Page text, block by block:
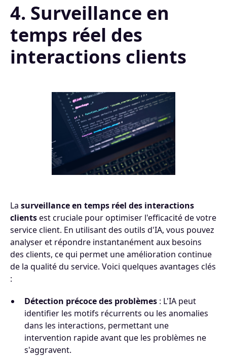
4. Surveillance en
temps réel des
interactions clients
La surveillance en temps réel des interactions
clientsest cruciale pour optimiser l'efficacité de votre
service client. En utilisant des outils d'IA, vous pouvez
analyser et répondre instantanément aux besoins
des clients, ce qui permet une amélioration continue
de la qualité du service. Voici quelques avantages clés
:
Détection précoce des problèmes : L'IA peut
identifier les motifs récurrents ou les anomalies
dans les interactions, permettant une
intervention rapide avant que les problèmes ne
s'aggravent.